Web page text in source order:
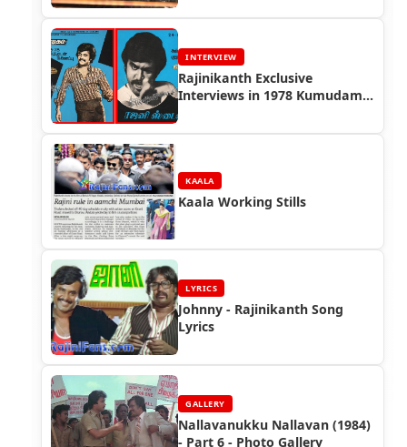
INTERVIEW
Rajinikanth Exclusive
Interviews in 1978 Kumudam
KAALA
Kaala Working Stills
LYRICS
Johnny - Rajinikanth Song
Lyrics
GALLERY
Nallavanukku Nallavan (1984)
- Part 6 - Photo Gallery